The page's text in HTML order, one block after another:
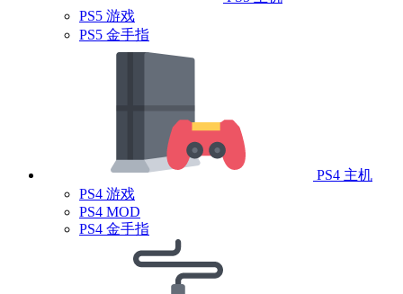
PS5 游戏
PS5 金手指
PS4 主机
PS4 游戏
PS4 MOD
PS4 金手指